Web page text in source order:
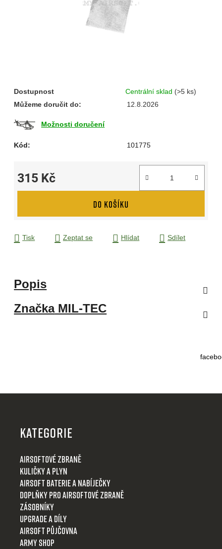
Dostupnost Centrální sklad (>5 ks)
Můžeme doručit do:
12.8.2026
Možnosti doručení
Kód: 101775
315 Kč
Měrná cena:
DO KOŠÍKU
Tisk Zeptat se Hlídat Sdílet
Popis
ZnačkaMIL-TEC
KATEGORIE
Airsoftové zbraně
Kuličky a plyn
Airsoft baterie a nabíječky
Doplňky pro airsoftové zbraně
Zásobníky
Upgrade a díly
Airsoft půjčovna
Army shop